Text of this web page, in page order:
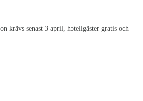
krävs senast 3 april, hotellgäster gratis och